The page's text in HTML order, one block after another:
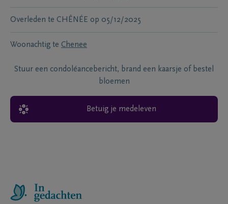
Overleden te CHÊNÉE op 05/12/2025
Woonachtig te Chenee
Stuur een condoléancebericht, brand een kaarsje of bestel
bloemen
Betuig je medeleven